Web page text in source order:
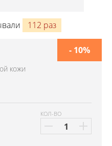
112 раз
кожи
- 10%
КОЛ-ВО